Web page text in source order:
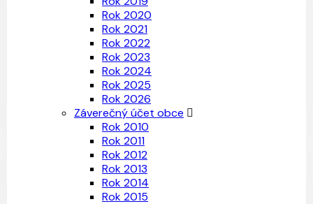
Rok 2020
Rok 2021
Rok 2022
Rok 2023
Rok 2024
Rok 2025
Rok 2026
Záverečný účet obce
Rok 2010
Rok 2011
Rok 2012
Rok 2013
Rok 2014
Rok 2015